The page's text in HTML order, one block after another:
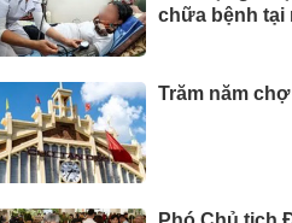
chữa bệnh tại
Trăm năm